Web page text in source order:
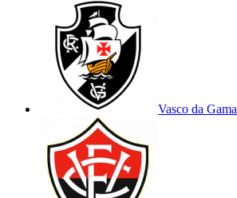
Vasco da Gama